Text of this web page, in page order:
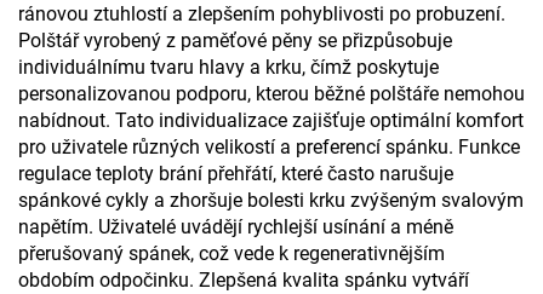
ránovou ztuhlostí a zlepšením pohyblivosti po probuzení.
Polštář vyrobený z paměťové pěny se přizpůsobuje
individuálnímu tvaru hlavy a krku, čímž poskytuje
personalizovanou podporu, kterou běžné polštáře nemohou
nabídnout. Tato individualizace zajišťuje optimální komfort
pro uživatele různých velikostí a preferencí spánku. Funkce
regulace teploty brání přehřátí, které často narušuje
spánkové cykly a zhoršuje bolesti krku zvýšeným svalovým
napětím. Uživatelé uvádějí rychlejší usínání a méně
přerušovaný spánek, což vede k regenerativnějším
obdobím odpočinku. Zlepšená kvalita spánku vytváří